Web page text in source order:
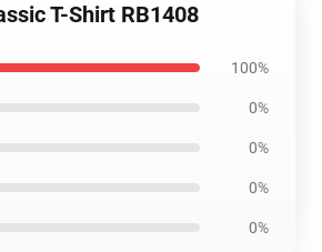
T-Shirt RB1408
100%
0%
0%
0%
0%